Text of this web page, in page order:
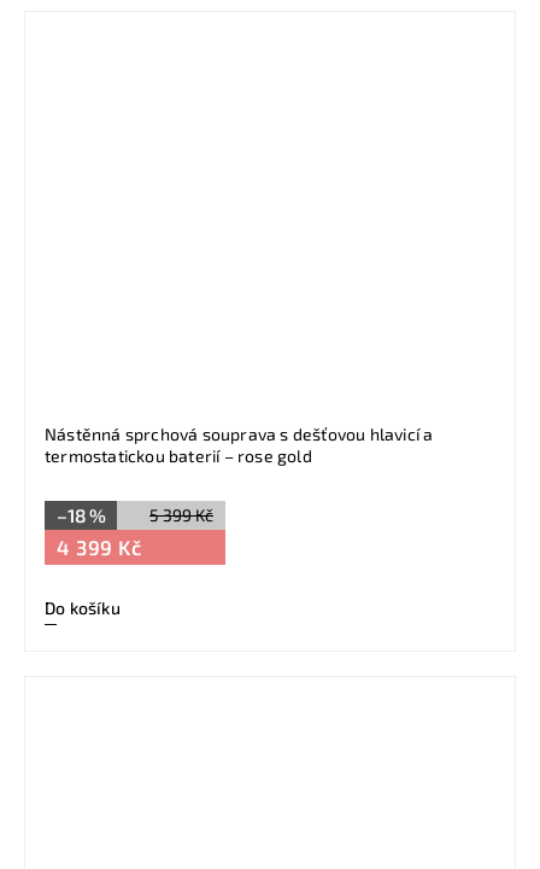
Nástěnná sprchová souprava s dešťovou hlavicí a
termostatickou baterií – rose gold
5 399 Kč
–18 %
4 399 Kč
Do košíku